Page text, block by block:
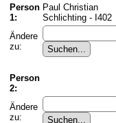
Person
1:
Paul Christian
Schlichting - I402
Ändere
zu:
Person
2:
Ändere
zu: